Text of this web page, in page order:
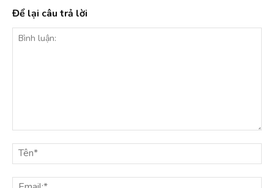
Để lại câu trả lời
luận: